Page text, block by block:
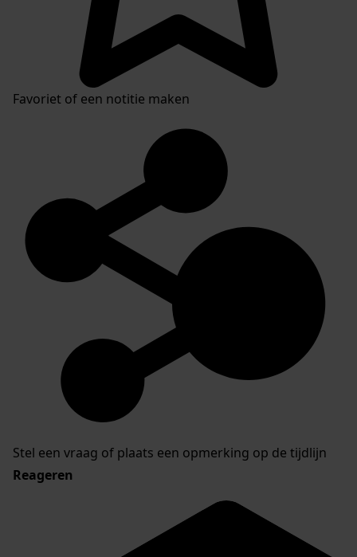
Favoriet of een notitie maken
Stel een vraag of plaats een opmerking op de tijdlijn
Reageren